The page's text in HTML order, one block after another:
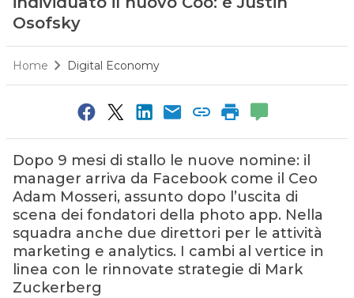
Osofsky
Home Digital Economy
Dopo 9 mesi di stallo le nuove nomine: il
manager arriva da Facebook come il Ceo
Adam Mosseri, assunto dopo l’uscita di
scena dei fondatori della photo app. Nella
squadra anche due direttori per le attività
marketing e analytics. I cambi al vertice in
linea con le rinnovate strategie di Mark
Zuckerberg